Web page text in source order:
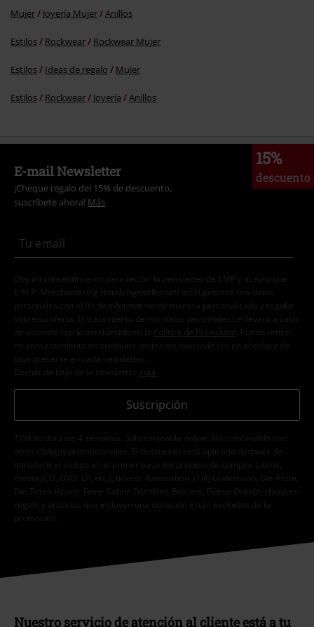
Mujer Joyería Mujer Anillos
Estilos Rockwear Rockwear Mujer
Estilos Ideas de regalo Mujer
Estilos Rockwear Joyería Anillos
15%
descuento
E-mail Newsletter
¡Cheque regalo del 15% de descuento,
suscríbete ahora! Más
Doy mi consentimiento para recibir la newsletter de EMP y acepto que
E.M.P. Merchandising Handelsgesellschaft mbH procese mis datos
personales con el fin de informarme de manera personalizada y regular
sobre su oferta. El tratamiento de mis datos personales se llevará a cabo
de acuerdo con lo establecido en la
Política de Privacidad . Puedo retirar
mi consentimiento en cualquier momento haciendo clic en el enlace de
baja presente en cada newsletter.
Darme de baja de la newsletter
aquí
Suscripción
*Válido durante 4 semanas. Solo canjeable online. No combinable con
otros códigos promocionales. El descuento será aplicado después de
introducir el código en el primer paso del proceso de compra. Libros,
media (CD, DVD, LP, etc.), tickets, Rammstein, (Till) Lindemann, Die Ärzte,
Die Toten Hosen, Feine Sahne Fischfilet, Broilers, Böhse Onkelz, cheques-
regalo y artículos que incluyen una donación están excluidos de la
promoción.
Nuestro servicio de atención al cliente está a tu